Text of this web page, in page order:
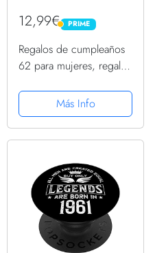
12,99€ PRIME
PRIME
Regalos de cumpleaños
62 para mujeres, regalo
1961 PopSockets
PopGrip Intercambiable
Más Info